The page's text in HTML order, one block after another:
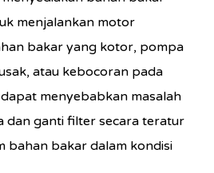
menjalankan motor
bakar yang kotor, pompa
atau kebocoran pada
menyebabkan masalah
dan ganti filter secara teratur
bahan bakar dalam kondisi